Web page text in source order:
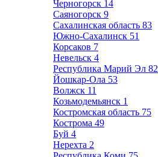
Черногорск 14
Саяногорск 9
Сахалинская область 83
Южно-Сахалинск 51
Корсаков 7
Невельск 4
Республика Марий Эл 82
Йошкар-Ола 53
Волжск 11
Козьмодемьянск 1
Костромская область 75
Кострома 49
Буй 4
Нерехта 2